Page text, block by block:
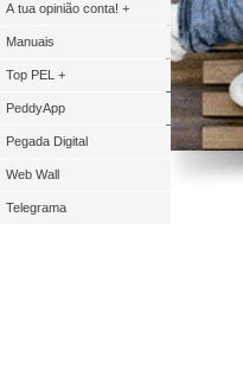
A tua opinião conta! +
Manuais
Top PEL +
PeddyApp
Pegada Digital
Web Wall
Telegrama